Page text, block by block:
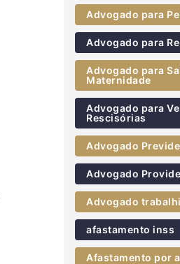
Advogado para
Advogado para
Advogado para
Maternidade
Advogado para
Rescisórias
Advogado
Advogado
Advogado
afastamento inss
Afastamento por